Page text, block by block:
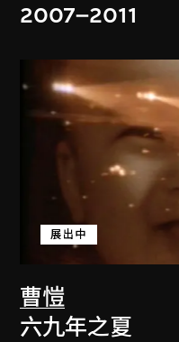
2007–2011
曹愷
展出中
六九年之夏